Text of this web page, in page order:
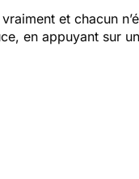
et chacun
en appuyant sur